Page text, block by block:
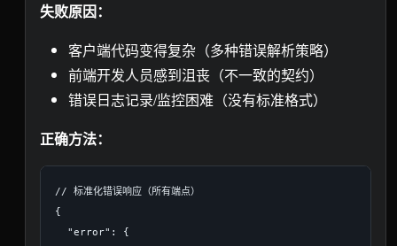
失败原因：
客户端代码变得复杂（多种错误解析策略）
前端开发人员感到沮丧（不一致的契约）
错误日志记录/监控困难（没有标准格式）
正确方法：
// 标准化错误响应（所有端点）
{
  "error": {